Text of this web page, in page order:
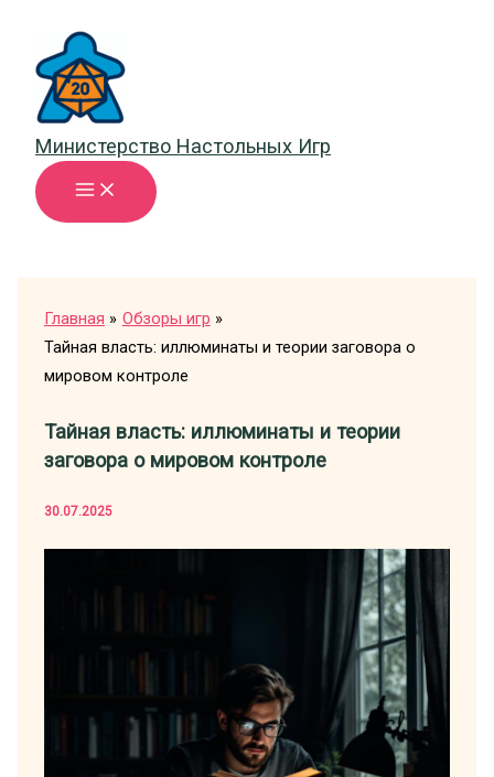
содержимому
Министерство Настольных Игр
Главная
Обзоры игр
Тайная власть: иллюминаты и теории заговора о
мировом контроле
Тайная власть: иллюминаты и теории
заговора о мировом контроле
30.07.2025